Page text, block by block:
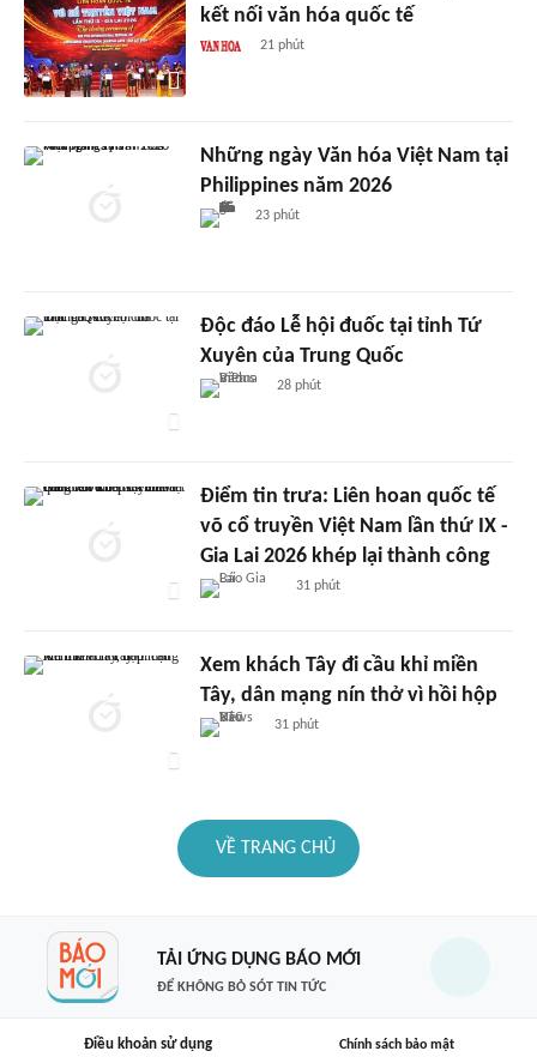
kết nối văn hóa quốc tế
21 phút
Những ngày Văn hóa Việt Nam tại
Philippines năm 2026
23 phút
Độc đáo Lễ hội đuốc tại tỉnh Tứ
Xuyên của Trung Quốc
28 phút
Điểm tin trưa: Liên hoan quốc tế
võ cổ truyền Việt Nam lần thứ IX -
Gia Lai 2026 khép lại thành công
31 phút
Xem khách Tây đi cầu khỉ miền
Tây, dân mạng nín thở vì hồi hộp
31 phút
VỀ TRANG CHỦ
TẢI ỨNG DỤNG BÁO MỚI
ĐỂ KHÔNG BỎ SÓT TIN TỨC
Điều khoản sử dụng Chính sách bảo mật